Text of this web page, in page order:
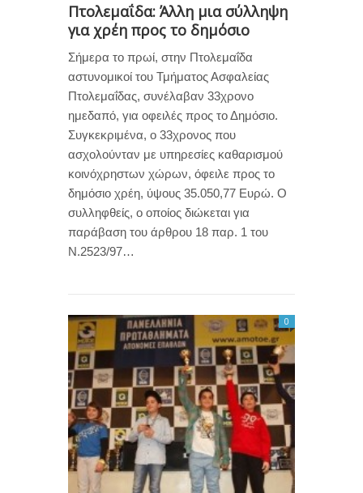
Πτολεμαΐδα: Άλλη μια σύλληψη
για χρέη προς το δημόσιο
Σήμερα το πρωί, στην Πτολεμαΐδα
αστυνομικοί του Τμήματος Ασφαλείας
Πτολεμαΐδας, συνέλαβαν 33χρονο
ημεδαπό, για οφειλές προς το Δημόσιο.
Συγκεκριμένα, ο 33χρονος που
ασχολούνταν με υπηρεσίες καθαρισμού
κοινόχρηστων χώρων, όφειλε προς το
δημόσιο χρέη, ύψους 35.050,77 Ευρώ. Ο
συλληφθείς, ο οποίος διώκεται για
παράβαση του άρθρου 18 παρ. 1 του
Ν.2523/97…
0